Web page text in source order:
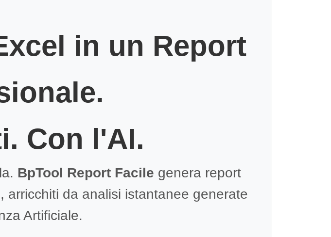
in un Report
Con l'AI.
BpTool Report Facile genera report
arricchiti da analisi istantanee generate
Artificiale.